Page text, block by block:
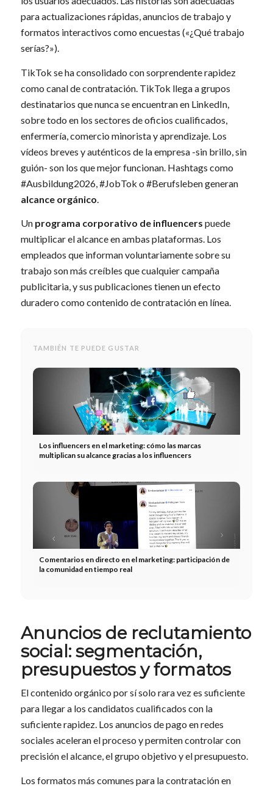
para actualizaciones rápidas, anuncios de trabajo y
formatos interactivos como encuestas («¿Qué trabajo
serías?»).
TikTok se ha consolidado con sorprendente rapidez
como canal de contratación. TikTok llega a grupos
destinatarios que nunca se encuentran en LinkedIn,
sobre todo en los sectores de oficios cualificados,
enfermería, comercio minorista y aprendizaje. Los
vídeos breves y auténticos de la empresa -sin brillo, sin
guión- son los que mejor funcionan. Hashtags como
#Ausbildung2026, #JobTok o #Berufsleben generan
alcance orgánico
Un programa corporativo de influencers puede
multiplicar el alcance en ambas plataformas. Los
empleados que informan voluntariamente sobre su
trabajo son más creíbles que cualquier campaña
publicitaria, y sus publicaciones tienen un efecto
duradero como contenido de contratación en línea.
TAMBIÉN TE PUEDE GUSTAR
Los influencers en el marketing: cómo las marcas
multiplican su alcance gracias a los influencers
Comentarios en directo en el marketing: participación de
la comunidad en tiempo real
Anuncios de reclutamiento
social: segmentación,
presupuestos y formatos
El contenido orgánico por sí solo rara vez es suficiente
para llegar a los candidatos cualificados con la
suficiente rapidez. Los anuncios de pago en redes
sociales aceleran el proceso y permiten controlar con
precisión el alcance, el grupo objetivo y el presupuesto.
Los formatos más comunes para la contratación en